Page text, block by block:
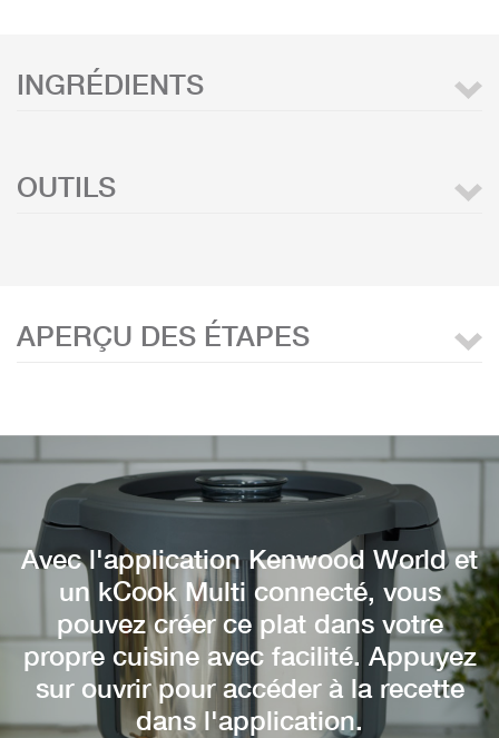
INGRÉDIENTS
OUTILS
APERÇU DES ÉTAPES
Avec l'application Kenwood World et
un kCook Multi connecté, vous
pouvez créer ce plat dans votre
propre cuisine avec facilité. Appuyez
sur ouvrir pour accéder à la recette
dans l'application.